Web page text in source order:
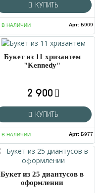
КУПИТЬ
В НАЛИЧИИ Арт:Б909
Букет из 11 хризантем
"Kennedy"
2 900
КУПИТЬ
В НАЛИЧИИ Арт:Б977
Букет из 25 диантусов в
оформлении